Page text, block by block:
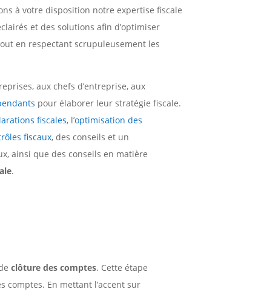
à votre disposition notre expertise fiscale
et des solutions afin d’optimiser
en respectant scrupuleusement les
aux chefs d’entreprise, aux
pour élaborer leur stratégie fiscale.
fiscales, l’optimisation des
fiscaux, des conseils et un
ainsi que des conseils en matière
.
clôture des comptes. Cette étape
comptes. En mettant l’accent sur